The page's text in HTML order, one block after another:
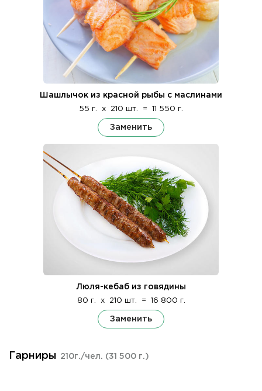
Шашлычок из красной рыбы с маслинами
55 г. x 210 шт. = 11 550 г.
Заменить
Люля-кебаб из говядины
80 г. x 210 шт. = 16 800 г.
Заменить
Гарниры 210г./чел. (31 500 г.)